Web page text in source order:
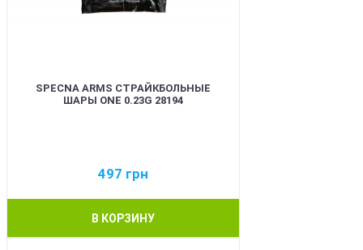
SPECNA ARMS СТРАЙКБОЛЬНЫЕ
ШАРЫ ONE 0.23G 28194
497 грн
В КОРЗИНУ